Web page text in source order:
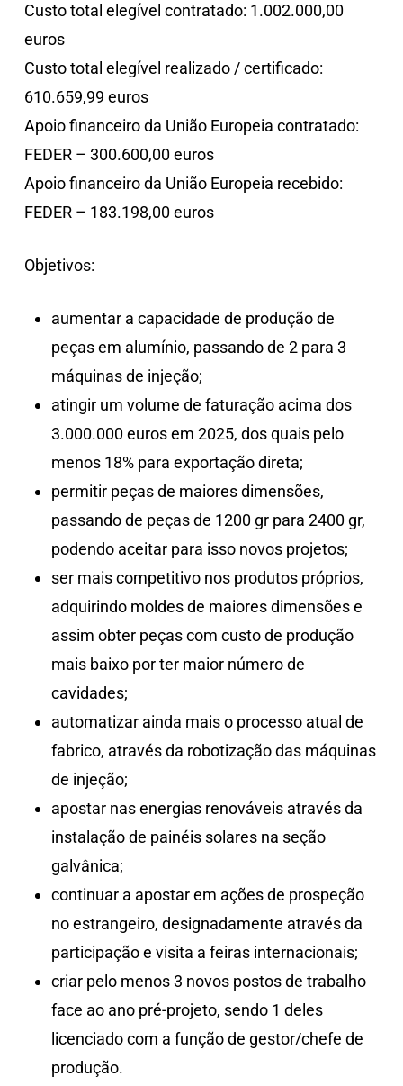
Custo total elegível contratado: 1.002.000,00
euros
Custo total elegível realizado / certificado:
610.659,99 euros
Apoio financeiro da União Europeia contratado:
FEDER – 300.600,00 euros
Apoio financeiro da União Europeia recebido:
FEDER – 183.198,00 euros
Objetivos:
aumentar a capacidade de produção de
peças em alumínio, passando de 2 para 3
máquinas de injeção;
atingir um volume de faturação acima dos
3.000.000 euros em 2025, dos quais pelo
menos 18% para exportação direta;
permitir peças de maiores dimensões,
passando de peças de 1200 gr para 2400 gr,
podendo aceitar para isso novos projetos;
ser mais competitivo nos produtos próprios,
adquirindo moldes de maiores dimensões e
assim obter peças com custo de produção
mais baixo por ter maior número de
cavidades;
automatizar ainda mais o processo atual de
fabrico, através da robotização das máquinas
de injeção;
apostar nas energias renováveis através da
instalação de painéis solares na seção
galvânica;
continuar a apostar em ações de prospeção
no estrangeiro, designadamente através da
participação e visita a feiras internacionais;
criar pelo menos 3 novos postos de trabalho
face ao ano pré-projeto, sendo 1 deles
licenciado com a função de gestor/chefe de
produção.